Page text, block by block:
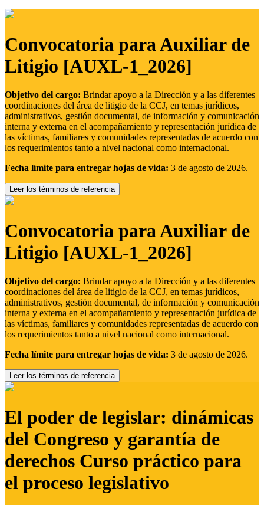
Convocatoria para Auxiliar de
Litigio [AUXL-1_2026]
Objetivo del cargo: Brindar apoyo a la Dirección y a las diferentes
coordinaciones del área de litigio de la CCJ, en temas jurídicos,
administrativos, gestión documental, de información y comunicación
interna y externa en el acompañamiento y representación jurídica de
las víctimas, familiares y comunidades representadas de acuerdo con
los requerimientos tanto a nivel nacional como internacional.
Fecha límite para entregar hojas de vida: 3 de agosto de 2026.
Leer los términos de referencia
Convocatoria para Auxiliar de
Litigio [AUXL-1_2026]
Objetivo del cargo: Brindar apoyo a la Dirección y a las diferentes
coordinaciones del área de litigio de la CCJ, en temas jurídicos,
administrativos, gestión documental, de información y comunicación
interna y externa en el acompañamiento y representación jurídica de
las víctimas, familiares y comunidades representadas de acuerdo con
los requerimientos tanto a nivel nacional como internacional.
Fecha límite para entregar hojas de vida: 3 de agosto de 2026.
Leer los términos de referencia
El poder de legislar: dinámicas
del Congreso y garantía de
derechos Curso práctico para
el proceso legislativo